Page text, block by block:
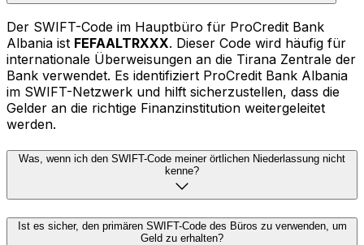
Der SWIFT-Code im Hauptbüro für ProCredit Bank
Albania ist FEFAALTRXXX. Dieser Code wird häufig für
internationale Überweisungen an die Tirana Zentrale der
Bank verwendet. Es identifiziert ProCredit Bank Albania
im SWIFT-Netzwerk und hilft sicherzustellen, dass die
Gelder an die richtige Finanzinstitution weitergeleitet
werden.
Was, wenn ich den SWIFT-Code meiner örtlichen Niederlassung nicht
kenne?
Ist es sicher, den primären SWIFT-Code des Büros zu verwenden, um
Geld zu erhalten?